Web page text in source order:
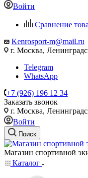
Войти
Сравнение
Kenrosport-m@mail.ru
г. Москва,
Telegram
WhatsApp
+7 (926) 196 12 34
Заказать звонок
г. Москва,
Войти
Поиск
Магазин спортивной
Каталог